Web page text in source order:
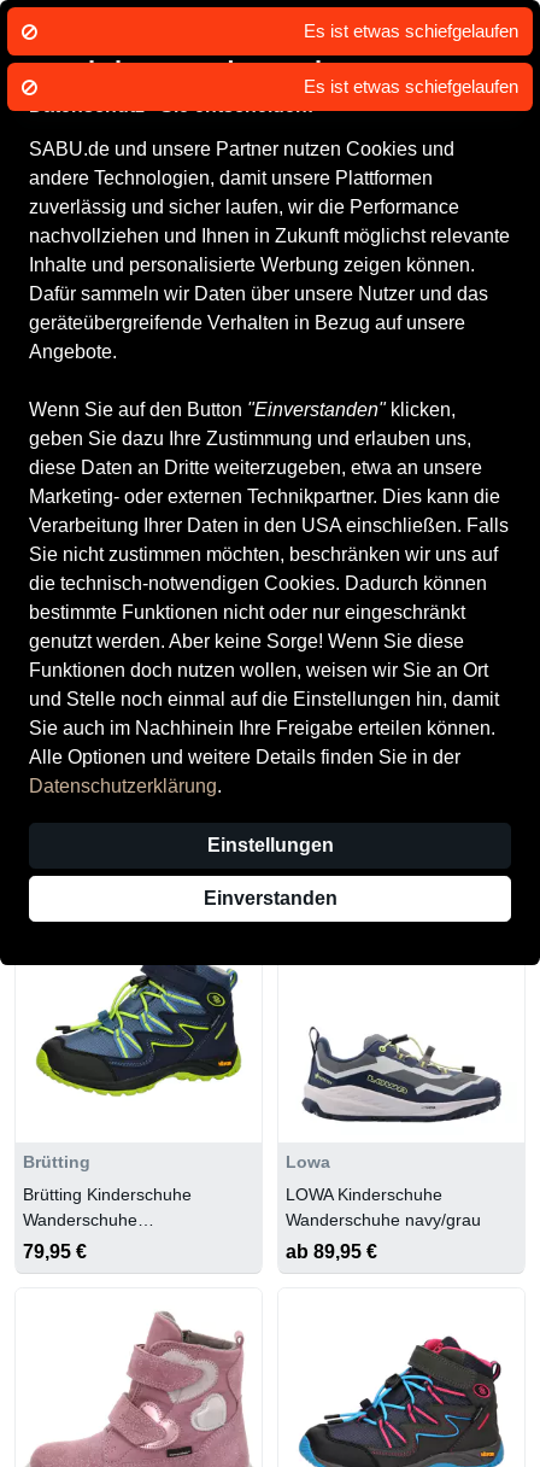
Wir nutzen Cookies um unsere Dienste
zu erbringen und zu verbessern.
SABU.de und unsere Partner nutzen Cookies und
andere Technologien, damit unsere Plattformen
zuverlässig und sicher laufen, wir die Performance
nachvollziehen und Ihnen in Zukunft möglichst relevante
Inhalte und personalisierte Werbung zeigen können.
Dafür sammeln wir Daten über unsere Nutzer und das
geräteübergreifende Verhalten in Bezug auf unsere
Angebote.
Wenn Sie auf den Button "Einverstanden"klicken,
geben Sie dazu Ihre Zustimmung und erlauben uns,
diese Daten an Dritte weiterzugeben, etwa an unsere
Marketing- oder externen Technikpartner. Dies kann die
Verarbeitung Ihrer Daten in den USA einschließen. Falls
Sie nicht zustimmen möchten, beschränken wir uns auf
die technisch-notwendigen Cookies. Dadurch können
bestimmte Funktionen nicht oder nur eingeschränkt
genutzt werden. Aber keine Sorge! Wenn Sie diese
Funktionen doch nutzen wollen, weisen wir Sie an Ort
und Stelle noch einmal auf die Einstellungen hin, damit
Sie auch im Nachhinein Ihre Freigabe erteilen können.
Alle Optionen und weitere Details finden Sie in der
Datenschutzerklärung.
Einstellungen
Einverstanden
Alle Produkte Kinderschuhe Wander- & Bergschuhe
Wander- & Bergschuhe
ALLE FILTER
8 Produkte
Superfit
Lauflernschuhe GRAU
Lowa
navy/rauchblau
119,90 €
Brütting
Brütting Kinderschuhe
Wanderschuhe
marine/blau/lemon
79,95 €
Lowa
LOWA Kinderschuhe
Wanderschuhe navy/grau
ab 89,95 €
Es ist etwas schiefgelaufen
Es ist etwas schiefgelaufen